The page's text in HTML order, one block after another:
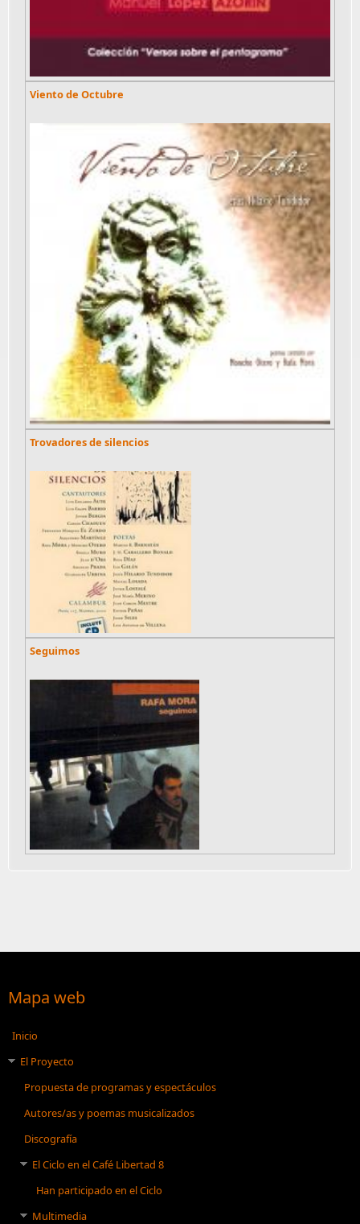
Viento de Octubre
Trovadores de silencios
Seguimos
Mapa web
Inicio
El Proyecto
Propuesta de programas y espectáculos
Autores/as y poemas musicalizados
Discografía
El Ciclo en el Café Libertad 8
Han participado en el Ciclo
Multimedia